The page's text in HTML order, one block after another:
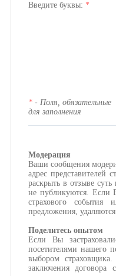
Введите буквы: *
* - Поля, обязательные
для заполнения
Модерация
Ваши сообщения
адрес представителей
раскрыть в отзыве
не публикуются. Если
страхового события
предложения,
Поделитесь опытом
Если Вы
посетителями нашего
выбором
заключения договора